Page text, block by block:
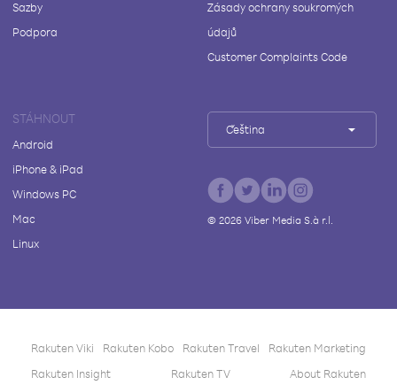
Sazby
Podpora
Zásady ochrany soukromých
údajů
Customer Complaints Code
STÁHNOUT
Android
iPhone & iPad
Windows PC
Mac
Linux
Čeština
© 2026Viber Media S.à r.l.
Rakuten Viki Rakuten Kobo Rakuten Travel
Rakuten Marketing
Rakuten Insight
Rakuten TV About Rakuten